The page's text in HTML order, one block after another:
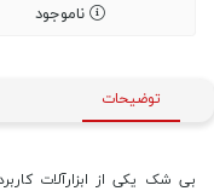
ناموجود
توضیحات
بی شک یکی از ابزارآلات